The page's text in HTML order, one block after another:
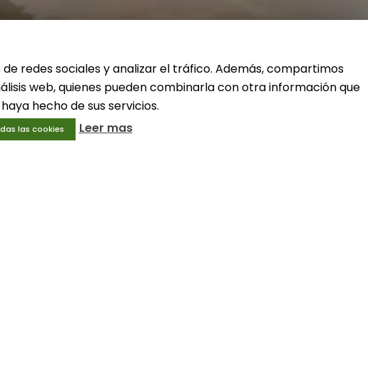
Condiciones generales
Aviso legal
redes sociales y analizar el tráfico. Además, compartimos
web, quienes pueden combinarla con otra información que
hecho de sus servicios.
las cookies Leer mas